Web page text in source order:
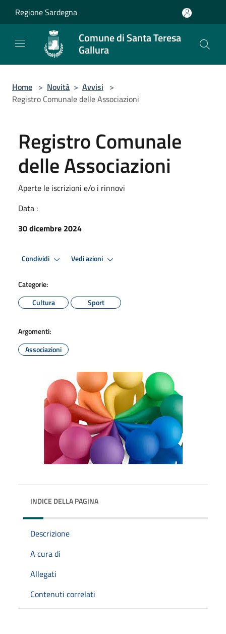
Regione Sardegna
Comune di Santa Teresa
Gallura
Home > Novità > Avvisi >
Registro Comunale delle Associazioni
Registro Comunale
delle Associazioni
Aperte le iscrizioni e/o i rinnovi
Data :
30 dicembre 2024
Condividi Vedi azioni
Categorie:
Cultura
Sport
Argomenti:
Associazioni
INDICE DELLA PAGINA
Descrizione
A cura di
Allegati
Contenuti correlati